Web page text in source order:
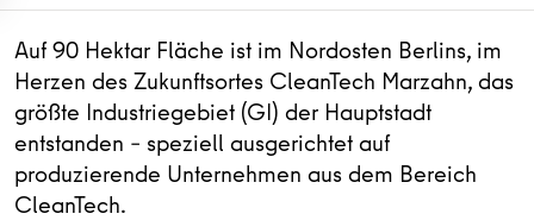
Auf 90 Hektar Fläche ist im Nordosten Berlins, im
Herzen des Zukunftsortes CleanTech Marzahn, das
größte Industriegebiet (GI) der Hauptstadt
entstanden – speziell ausgerichtet auf
produzierende Unternehmen aus dem Bereich
CleanTech.